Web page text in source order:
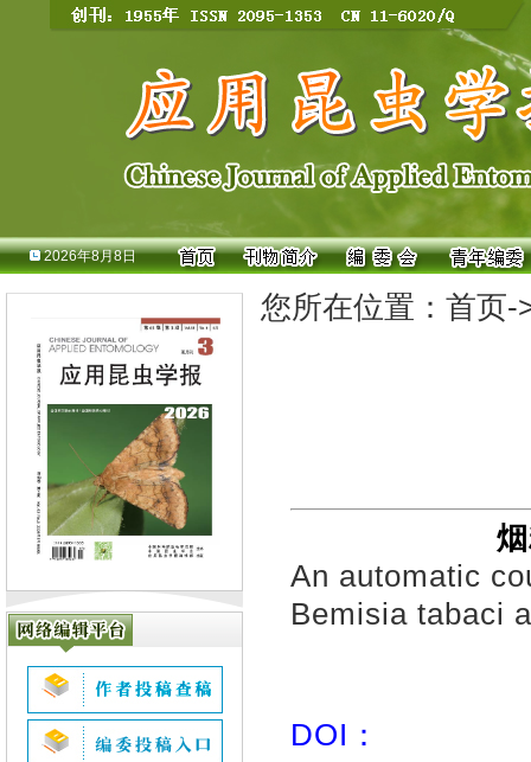
2026年8月8日
您所在位置： 首页-
An automatic
Bemisia tabaci
DOI：